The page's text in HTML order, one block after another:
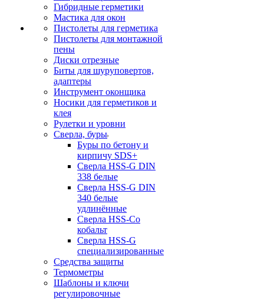
Гибридные герметики
Мастика для окон
Пистолеты для герметика
Пистолеты для монтажной
пены
Диски отрезные
Биты для шуруповертов,
адаптеры
Инструмент оконщика
Носики для герметиков и
клея
Рулетки и уровни
Сверла, буры
Буры по бетону и
кирпичу SDS+
Сверла HSS-G DIN
338 белые
Сверла HSS-G DIN
340 белые
удлинённые
Сверла HSS-Co
кобальт
Сверла HSS-G
специализированные
Средства защиты
Термометры
Шаблоны и ключи
регулировочные